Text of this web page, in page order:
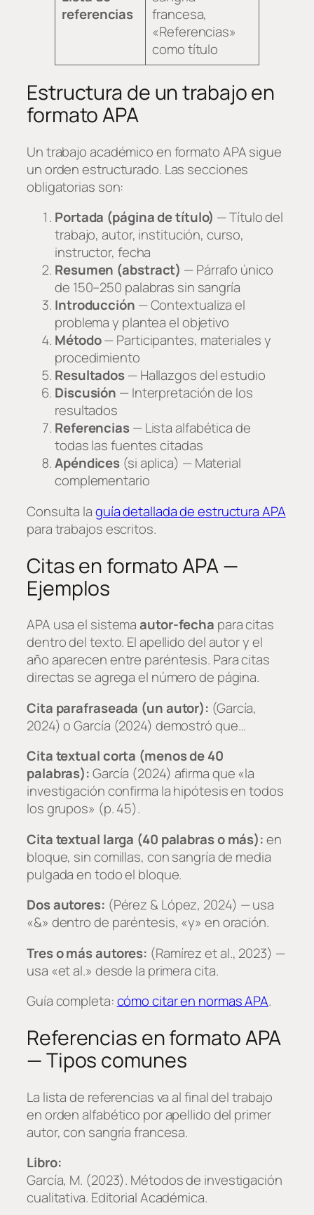
referencias
francesa,
«Referencias»
como título
Estructura de un trabajo en
formato APA
Un trabajo académico en formato APA sigue
un orden estructurado. Las secciones
obligatorias son:
Portada (página de título) — Título del
trabajo, autor, institución, curso,
instructor, fecha
Resumen (abstract) — Párrafo único
de 150–250 palabras sin sangría
Introducción — Contextualiza el
problema y plantea el objetivo
Método— Participantes, materiales y
procedimiento
Resultados— Hallazgos del estudio
Discusión — Interpretación de los
resultados
Referencias— Lista alfabética de
todas las fuentes citadas
Apéndices (si aplica) — Material
complementario
Consulta laguía detallada de estructura APA
para trabajos escritos.
Citas en formato APA —
Ejemplos
APA usa el sistemaautor-fecha para citas
dentro del texto. El apellido del autor y el
año aparecen entre paréntesis. Para citas
directas se agrega el número de página.
Cita parafraseada (un autor): (García,
2024) o García (2024) demostró que…
Cita textual corta (menos de 40
palabras):García (2024) afirma que «la
investigación confirma la hipótesis en todos
los grupos» (p. 45).
Cita textual larga (40 palabras o más):en
bloque, sin comillas, con sangría de media
pulgada en todo el bloque.
Dos autores: (Pérez & López, 2024) — usa
«&» dentro de paréntesis, «y» en oración.
Tres o más autores: (Ramírez et al., 2023) —
usa «et al.» desde la primera cita.
Guía completa:cómo citar en normas APA.
Referencias en formato APA
— Tipos comunes
La lista de referencias va al final del trabajo
en orden alfabético por apellido del primer
autor, con sangría francesa.
Libro:
García, M. (2023). Métodos de investigación
cualitativa. Editorial Académica.